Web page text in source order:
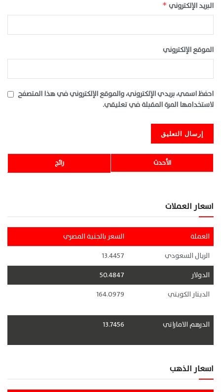
البريد الإلكتروني *
الموقع الإلكتروني
احفظ اسمي، بريدي الإلكتروني، والموقع الإلكتروني في هذا المتصفح
لاستخدامها المرة المقبلة في تعليقي.
رائج الأحدث
اسعار العملات
العملة
السعر بالجنية المصري
الريال السعودي
13.4457
الدولار
50.4847
الدينار الكويتي
164.0979
الدرهم الاماراتي 13.7456
اسعار الذهب